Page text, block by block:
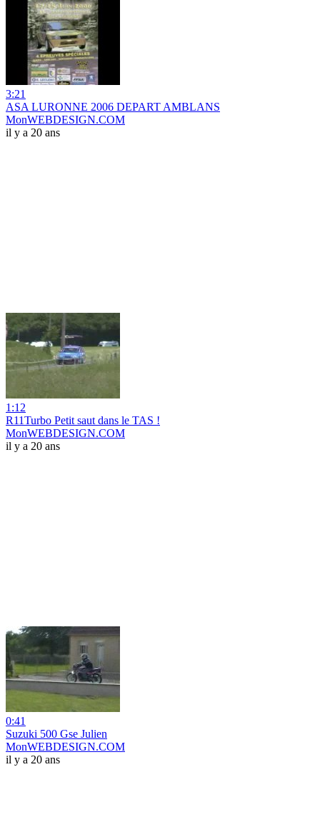
3:21
ASA LURONNE 2006 DEPART AMBLANS
MonWEBDESIGN.COM
il y a 20 ans
1:12
R11Turbo Petit saut dans le TAS !
MonWEBDESIGN.COM
il y a 20 ans
0:41
Suzuki 500 Gse Julien
MonWEBDESIGN.COM
il y a 20 ans